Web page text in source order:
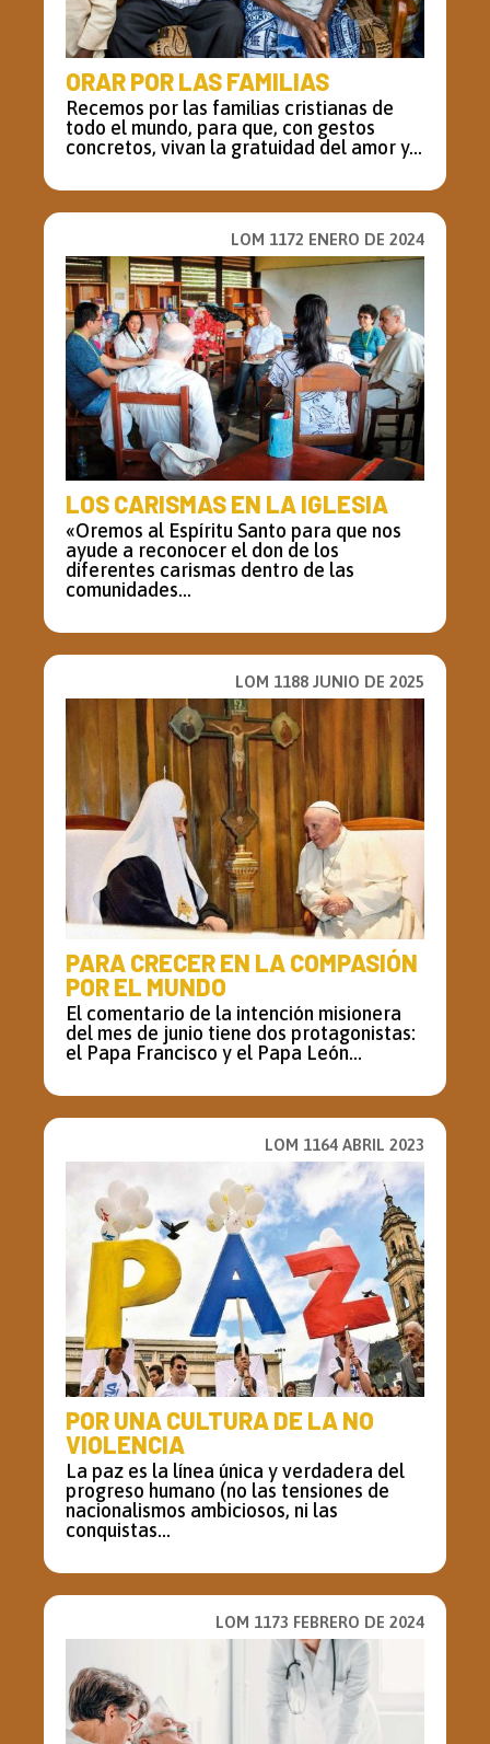
ORAR POR LAS FAMILIAS
Recemos por las familias cristianas de
todo el mundo, para que, con gestos
concretos, vivan la gratuidad del amor y...
LOM 1172 ENERO DE 2024
LOS CARISMAS EN LA IGLESIA
«Oremos al Espíritu Santo para que nos
ayude a reconocer el don de los
diferentes carismas dentro de las
comunidades...
LOM 1188 JUNIO DE 2025
PARA CRECER EN LA COMPASIÓN
POR EL MUNDO
El comentario de la intención misionera
del mes de junio tiene dos protagonistas:
el Papa Francisco y el Papa León...
LOM 1164 ABRIL 2023
POR UNA CULTURA DE LA NO
VIOLENCIA
La paz es la línea única y verdadera del
progreso humano (no las tensiones de
nacionalismos ambiciosos, ni las
conquistas...
LOM 1173 FEBRERO DE 2024